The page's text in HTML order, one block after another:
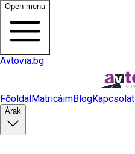
Open menu
Avtovia.bg
FőoldalMatricáimBlogKapcsolat
Árak